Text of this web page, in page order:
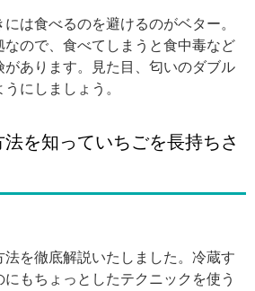
は食べるのを避けるのがベター。
ので、食べてしまうと食中毒など
があります。見た目、匂いのダブル
にしましょう。
を知っていちごを長持ちさ
img/thumb/nichinanIMGL9405_TP_V.jpg
法を徹底解説いたしました。冷蔵す
もちょっとしたテクニックを使う